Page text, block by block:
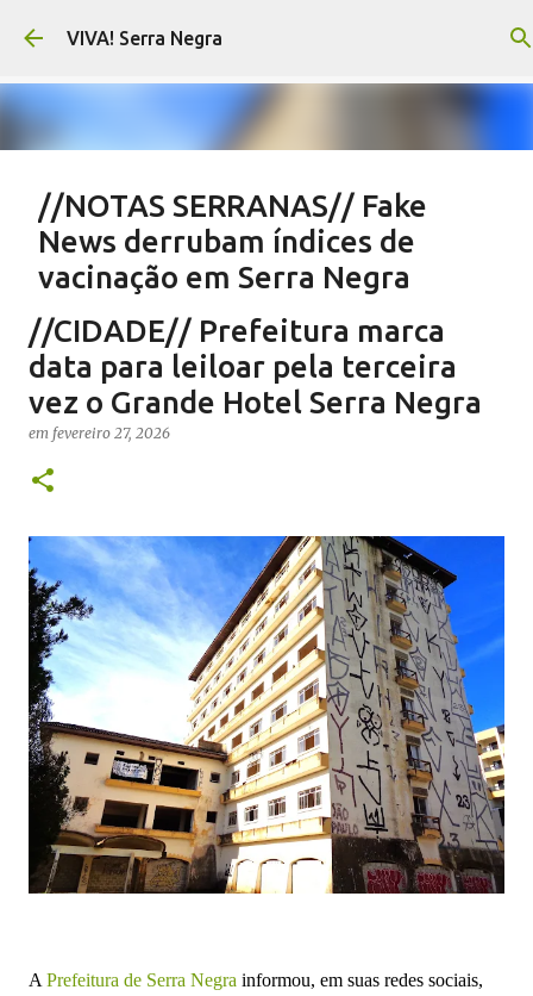
Pular para o conteúdo principal
VIVA! Serra Negra
//NOTAS SERRANAS// Fake
News derrubam índices de
vacinação em Serra Negra
SAÚDE SERRA NEGRA VACINAÇÃO SERRA NEGRA
VIVA! SERRA NEGRA NO AR
0
//CIDADE// Prefeitura marca
data para leiloar pela terceira
vez o Grande Hotel Serra Negra
em fevereiro 27, 2026
A Prefeitura de Serra Negra informou, em suas redes sociais,